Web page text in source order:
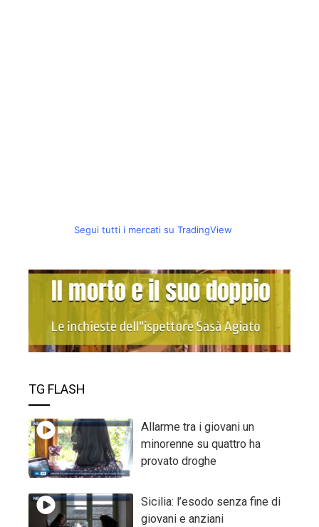
Segui tutti i mercati su TradingView
TG FLASH
Allarme tra i giovani un
minorenne su quattro ha
provato droghe
Sicilia: l’esodo senza fine di
giovani e anziani